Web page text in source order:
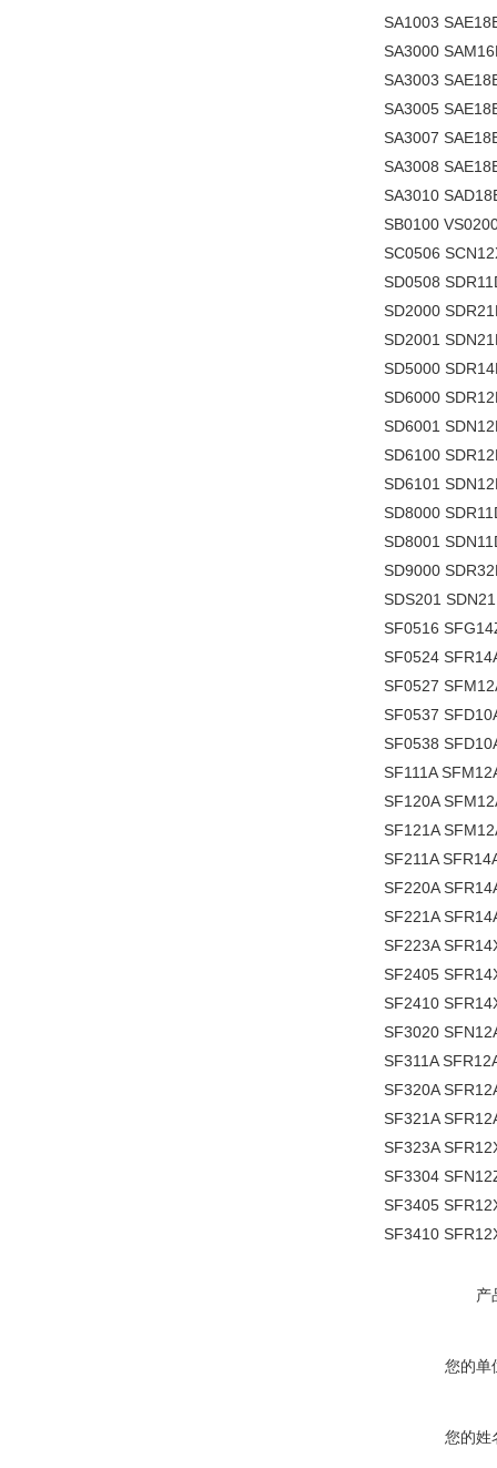
SA1003
SA3000
SA3003
SA3005
SA3007
SA3008
SA3010
SB0100
SC0506
SD0508
SD2000
SD2001
SD5000
SD6000
SD6001
SD6100
SD6101
SD8000
SD8001
SD9000
SDS201
SF0516
SF0524
SF0527
SF0537
SF0538
SF111A
SF120A
SF121A
SF211A
SF220A
SF221A
SF223A
SF2405
SF2410
SF3020
SF311A
SF320A
SF321A
SF323A
SF3304
SF3405
SF3410
产
您的单
您的姓